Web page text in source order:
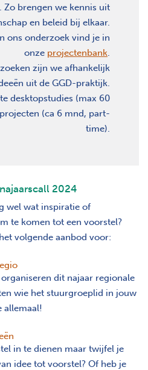
Zo brengen we kennis uit
en beleid bij elkaar.
ons onderzoek vind je in
onze projectenbank.
zijn we afhankelijk
uit de GGD-praktijk.
desktopstudies (max 60
(ca 6 mnd, part-
time).
2024
wel wat inspiratie of
te komen tot een voorstel?
volgende aanbod voor:
dit najaar regionale
wie het stuurgroeplid in jouw
allemaal!
in te dienen maar twijfel je
idee tot voorstel? Of heb je